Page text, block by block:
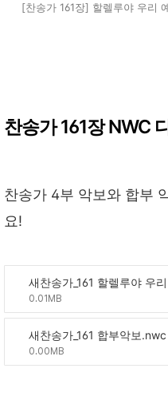
[찬송가 161장] 할렐루야 우리
찬송가 161장 NWC
찬송가 4부 악보와 합부
요!
새찬송가_161 할렐루야 우
0.01MB
새찬송가_161 합부악보.nwc
0.00MB